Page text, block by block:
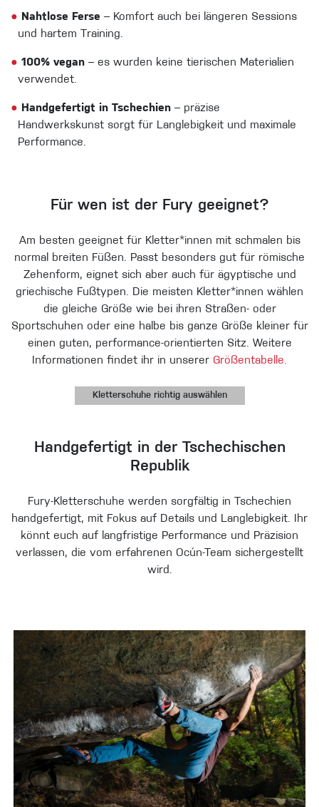
● Nahtlose Ferse – Komfort auch bei längeren Sessions
und hartem Training.
● 100% vegan – es wurden keine tierischen Materialien
verwendet.
● Handgefertigt in Tschechien – präzise
Handwerkskunst sorgt für Langlebigkeit und maximale
Performance.
Für wen ist der Fury geeignet?
Am besten geeignet für Kletter*innen mit schmalen bis
normal breiten Füßen. Passt besonders gut für römische
Zehenform, eignet sich aber auch für ägyptische und
griechische Fußtypen. Die meisten Kletter*innen wählen
die gleiche Größe wie bei ihren Straßen- oder
Sportschuhen oder eine halbe bis ganze Größe kleiner für
einen guten, performance-orientierten Sitz. Weitere
Informationen findet ihr in unserer Größentabelle.
Kletterschuhe richtig auswählen
Handgefertigt in der Tschechischen
Republik
Fury-Kletterschuhe werden sorgfältig in Tschechien
handgefertigt, mit Fokus auf Details und Langlebigkeit. Ihr
könnt euch auf langfristige Performance und Präzision
verlassen, die vom erfahrenen Ocún-Team sichergestellt
wird.